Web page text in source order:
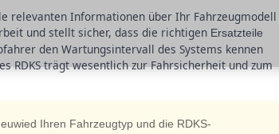
relevanten Informationen über Ihr Fahrzeugmodell
und stellt sicher, dass die richtigen Ersatzteile
den Wartungsintervall des Systems kennen
RDKS trägt wesentlich zur Fahrsicherheit und zum
Ihren Fahrzeugtyp und die RDKS-